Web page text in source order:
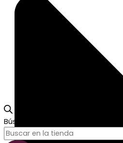
Búsqueda de productos